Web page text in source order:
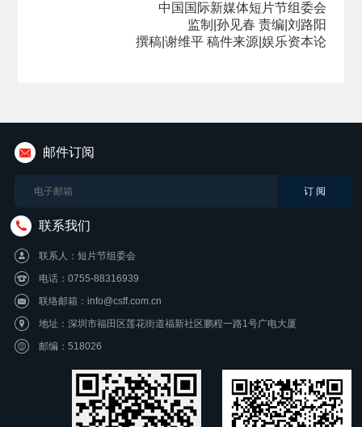
中国国际新媒体短片节组委会
监制|孙见春 责编|刘路阳
撰稿|谢维平 稿件来源|娱乐资本论
邮件订阅
联系我们
联系人：短片节组委会
电话：0755-88316939
联络邮箱：info@csff.com.cn
地址：深圳市福田区莲花街道福新社区鹏程一路1号广电大厦
邮编：518026